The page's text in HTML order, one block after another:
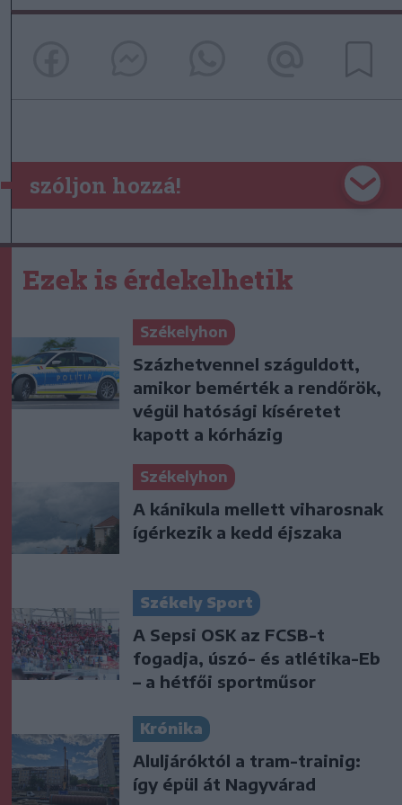
szóljon hozzá!
Ezek is érdekelhetik
Székelyhon
Százhetvennel száguldott,
amikor bemérték a rendőrök,
végül hatósági kíséretet
kapott a kórházig
Székelyhon
A kánikula mellett viharosnak
ígérkezik a kedd éjszaka
Székely Sport
A Sepsi OSK az FCSB-t
fogadja, úszó- és atlétika-Eb
– a hétfői sportműsor
Krónika
Aluljáróktól a tram-trainig:
így épül át Nagyvárad